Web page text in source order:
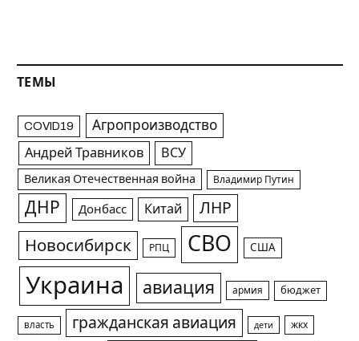
ТЕМЫ
COVID19 Агропроизводство
Андрей Травников ВСУ
Великая Отечественная война Владимир Путин
ДНР Донбасс Китай ЛНР
Новосибирск РПЦ СВО США
Украина авиация армия бюджет
власть гражданская авиация дети жкх